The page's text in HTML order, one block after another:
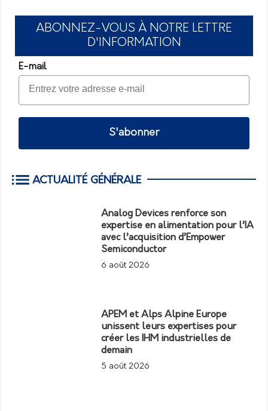
ABONNEZ-VOUS À NOTRE LETTRE
D'INFORMATION
E-mail
S'abonner
ACTUALITÉ GÉNÉRALE
Analog Devices renforce son
expertise en alimentation pour l’IA
avec l’acquisition d’Empower
Semiconductor
6 août 2026
APEM et Alps Alpine Europe
unissent leurs expertises pour
créer les IHM industrielles de
demain
5 août 2026